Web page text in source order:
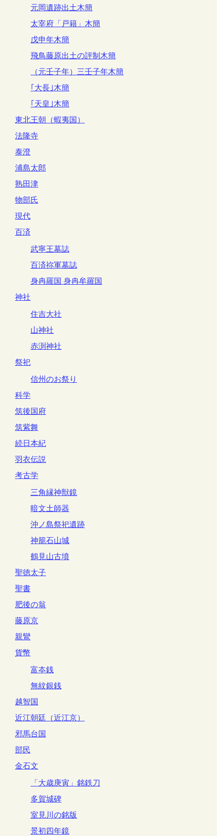
元岡遺跡出土木簡
太宰府「戸籍」木簡
戊申年木簡
飛鳥藤原出土の評制木簡
（元壬子年）三壬子年木簡
｢大長｣木簡
｢天皇｣木簡
東北王朝（蝦夷国）
法隆寺
泰澄
浦島太郎
熟田津
物部氏
現代
百済
武寧王墓誌
百済祢軍墓誌
身冉羅国 身冉牟羅国
神社
住吉大社
山神社
赤渕神社
祭祀
信州のお祭り
科学
筑後国府
筑紫舞
続日本紀
羽衣伝説
考古学
三角縁神獣鏡
暗文土師器
沖ノ島祭祀遺跡
神籠石山城
鶴見山古墳
聖徳太子
聖書
肥後の翁
藤原京
親鸞
貨幣
富夲銭
無紋銀銭
越智国
近江朝廷（近江京）
邪馬台国
部民
金石文
「大歳庚寅」銘鉄刀
多賀城碑
室見川の銘版
景初四年鏡